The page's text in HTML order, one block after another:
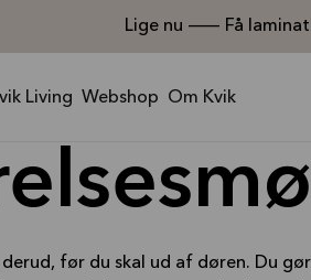
Lige nu — Få
Living Webshop Om Kvik
før du skal ud af døren. Du